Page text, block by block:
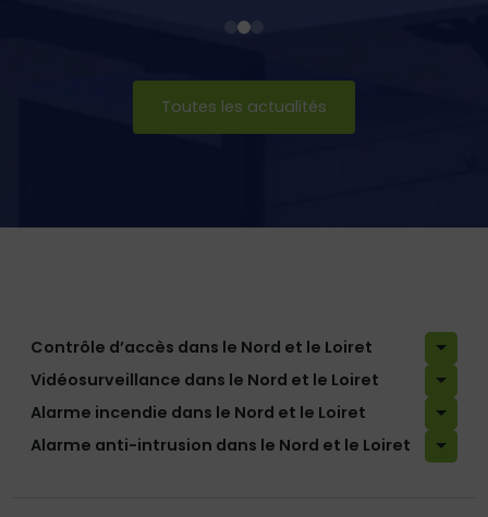
Toutes les actualités
Contrôle d’accès dans le Nord et le Loiret
Vidéosurveillance dans le Nord et le Loiret
Alarme incendie dans le Nord et le Loiret
Alarme anti-intrusion dans le Nord et le Loiret